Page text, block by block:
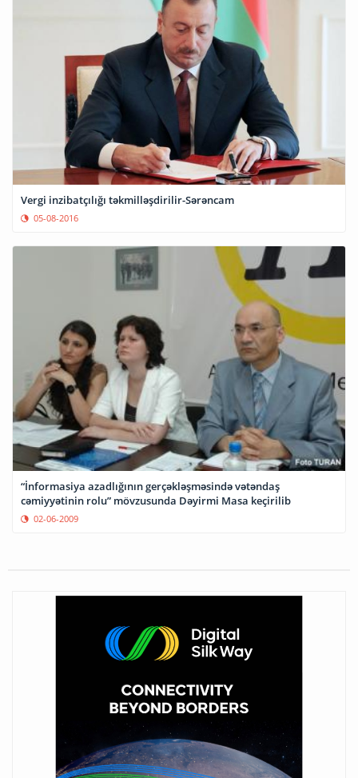
Vergi inzibatçılığı təkmilləşdirilir-Sərəncam
05-08-2016
“İnformasiya azadlığının gerçəkləşməsində vətəndaş
cəmiyyətinin rolu” mövzusunda Dəyirmi Masa keçirilib
02-06-2009